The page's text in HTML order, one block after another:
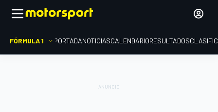
FÓRMULA 1 PORTADANOTICIASCALENDARIORESULTADOS